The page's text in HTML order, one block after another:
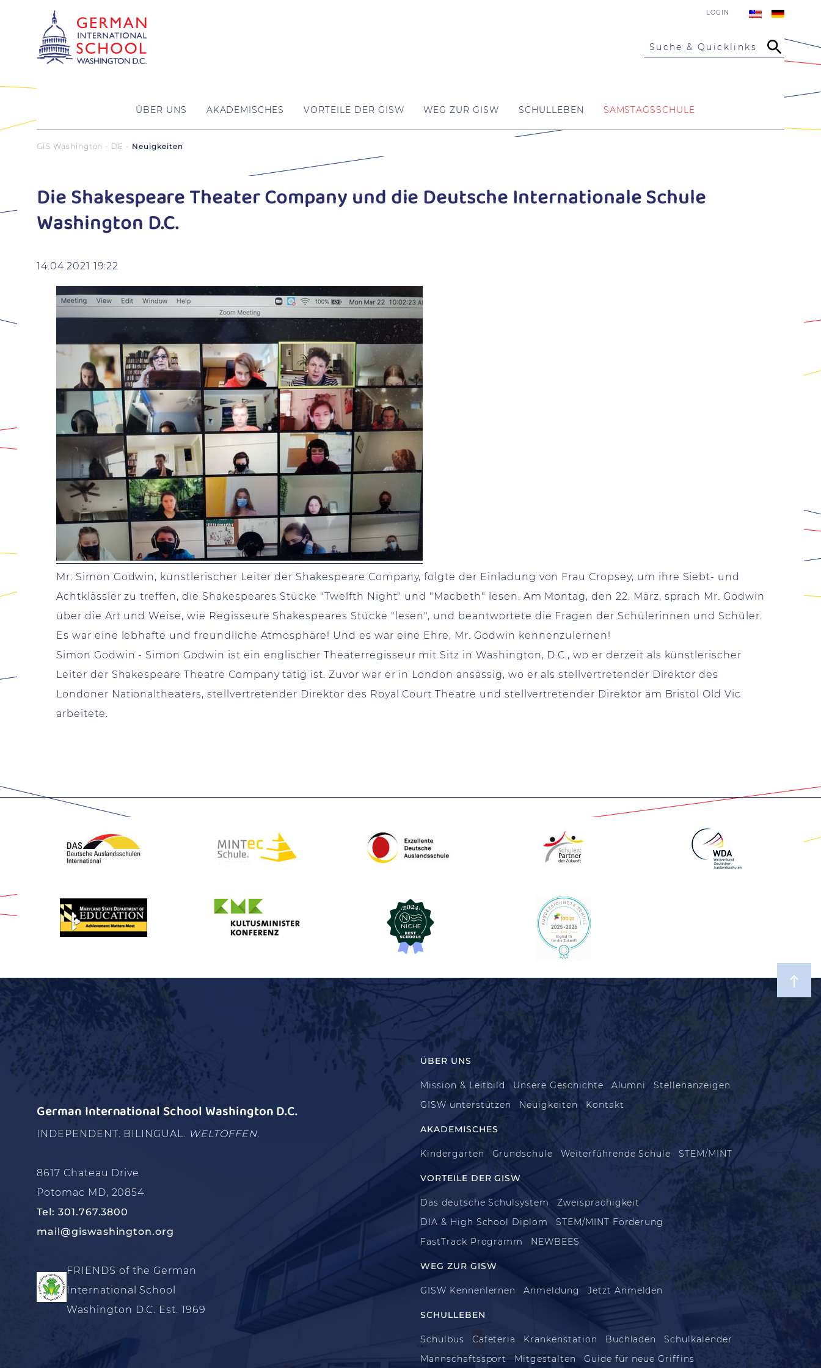
LOGIN
Suche & Quicklinks
ÜBER UNS AKADEMISCHES VORTEILE DER GISW WEG ZUR GISW SCHULLEBEN SAMSTAGSSCHULE
GIS Washington - DE Neuigkeiten
Die Shakespeare Theater Company und die Deutsche Internationale Schule
Washington D.C.
14.04.2021 19:22
Mr. Simon Godwin, künstlerischer Leiter der Shakespeare Company, folgte der Einladung von Frau Cropsey, um ihre Siebt- und
Achtklässler zu treffen, die Shakespeares Stücke "Twelfth Night" und "Macbeth" lesen. Am Montag, den 22. März, sprach Mr. Godwin
über die Art und Weise, wie Regisseure Shakespeares Stücke "lesen", und beantwortete die Fragen der Schülerinnen und Schüler.
Es war eine lebhafte und freundliche Atmosphäre! Und es war eine Ehre, Mr. Godwin kennenzulernen!
Simon Godwin - Simon Godwin ist ein englischer Theaterregisseur mit Sitz in Washington, D.C., wo er derzeit als künstlerischer
Leiter der Shakespeare Theatre Company tätig ist. Zuvor war er in London ansässig, wo er als stellvertretender Direktor des
Londoner Nationaltheaters, stellvertretender Direktor des Royal Court Theatre und stellvertretender Direktor am Bristol Old Vic
arbeitete.
German International School Washington D.C.
INDEPENDENT. BILINGUAL. WELTOFFEN.
8617 Chateau Drive
Potomac MD, 20854
Tel: 301.767.3800
mail@giswashington.org
FRIENDS of the German
International School
Washington D.C. Est. 1969
ÜBER UNS
Mission & Leitbild Unsere Geschichte Alumni
Stellenanzeigen
GISW unterstützen
Neuigkeiten Kontakt
AKADEMISCHES
Kindergarten Grundschule Weiterführende Schule STEM/MINT
VORTEILE DER GISW
Das deutsche Schulsystem
Zweisprachigkeit
DIA & High School Diplom
STEM/MINT Förderung
FastTrack Programm
NEWBEES
WEG ZUR GISW
GISW Kennenlernen Anmeldung Jetzt Anmelden
SCHULLEBEN
Schulbus Cafeteria Krankenstation Buchladen
Schulkalender
Mannschaftssport
Mitgestalten Guide für neue Griffins